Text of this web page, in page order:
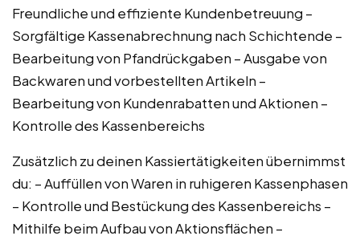
Freundliche und effiziente Kundenbetreuung –
Sorgfältige Kassenabrechnung nach Schichtende –
Bearbeitung von Pfandrückgaben – Ausgabe von
Backwaren und vorbestellten Artikeln –
Bearbeitung von Kundenrabatten und Aktionen –
Kontrolle des Kassenbereichs
Zusätzlich zu deinen Kassiertätigkeiten übernimmst
du: – Auffüllen von Waren in ruhigeren Kassenphasen
– Kontrolle und Bestückung des Kassenbereichs –
Mithilfe beim Aufbau von Aktionsflächen –